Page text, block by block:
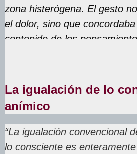
zona histerógena. El gesto
el dolor, sino que
contenido de los
La igualación de lo
anímico
“La igualación convencional
lo consciente es